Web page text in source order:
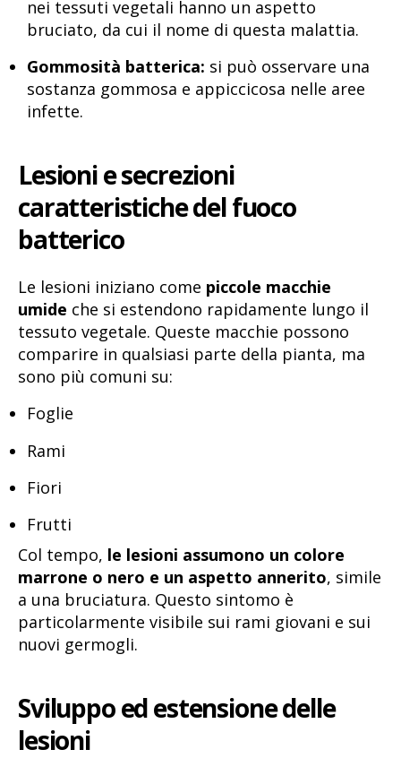
nei tessuti vegetali hanno un aspetto
bruciato, da cui il nome di questa malattia.
Gommosità batterica: si può osservare una
sostanza gommosa e appiccicosa nelle aree
infette.
Lesioni e secrezioni
caratteristiche del fuoco
batterico
Le lesioni iniziano come piccole macchie
umide che si estendono rapidamente lungo il
tessuto vegetale. Queste macchie possono
comparire in qualsiasi parte della pianta, ma
sono più comuni su:
Foglie
Rami
Fiori
Frutti
Col tempo, le lesioni assumono un colore
marrone o nero e un aspetto annerito, simile
a una bruciatura. Questo sintomo è
particolarmente visibile sui rami giovani e sui
nuovi germogli.
Sviluppo ed estensione delle
lesioni